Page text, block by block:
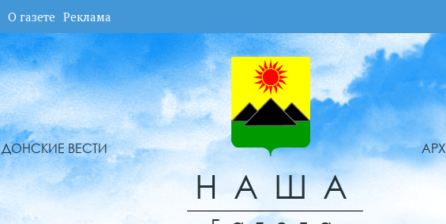
О газете Реклама
ДОНСКИЕ ВЕСТИ
НАША